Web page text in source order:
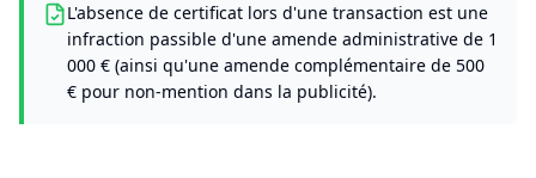
L'absence de certificat lors d'une transaction est une
infraction passible d'une amende administrative de 1
000 € (ainsi qu'une amende complémentaire de 500
€ pour non-mention dans la publicité).